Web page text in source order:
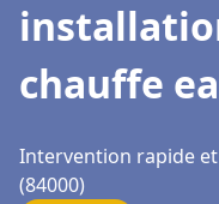
chauffe
Intervention rapide
(84000)